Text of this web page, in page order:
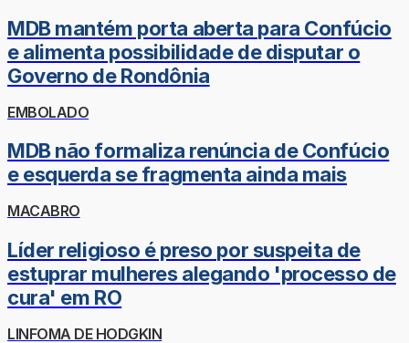
MDB mantém porta aberta para Confúcio
e alimenta possibilidade de disputar o
Governo de Rondônia
EMBOLADO
MDB não formaliza renúncia de Confúcio
e esquerda se fragmenta ainda mais
MACABRO
Líder religioso é preso por suspeita de
estuprar mulheres alegando 'processo de
cura' em RO
LINFOMA DE HODGKIN